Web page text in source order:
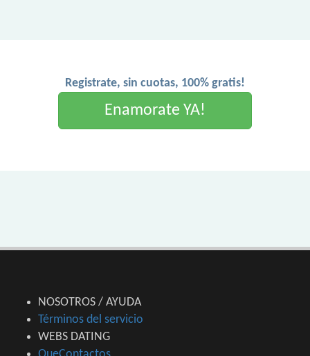
Registrate, sin cuotas, 100% gratis!
Enamorate YA!
NOSOTROS / AYUDA
Términos del servicio
WEBS DATING